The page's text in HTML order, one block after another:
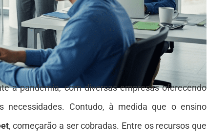
a pandemia, com diversas empresas oferecendo
Contudo, à medida que o ensino
, começarão a ser cobradas. Entre os recursos que